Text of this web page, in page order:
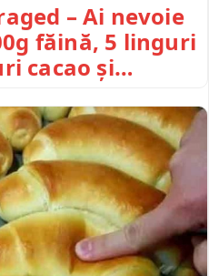
– Ai nevoie
făină, 5 linguri
cacao și…